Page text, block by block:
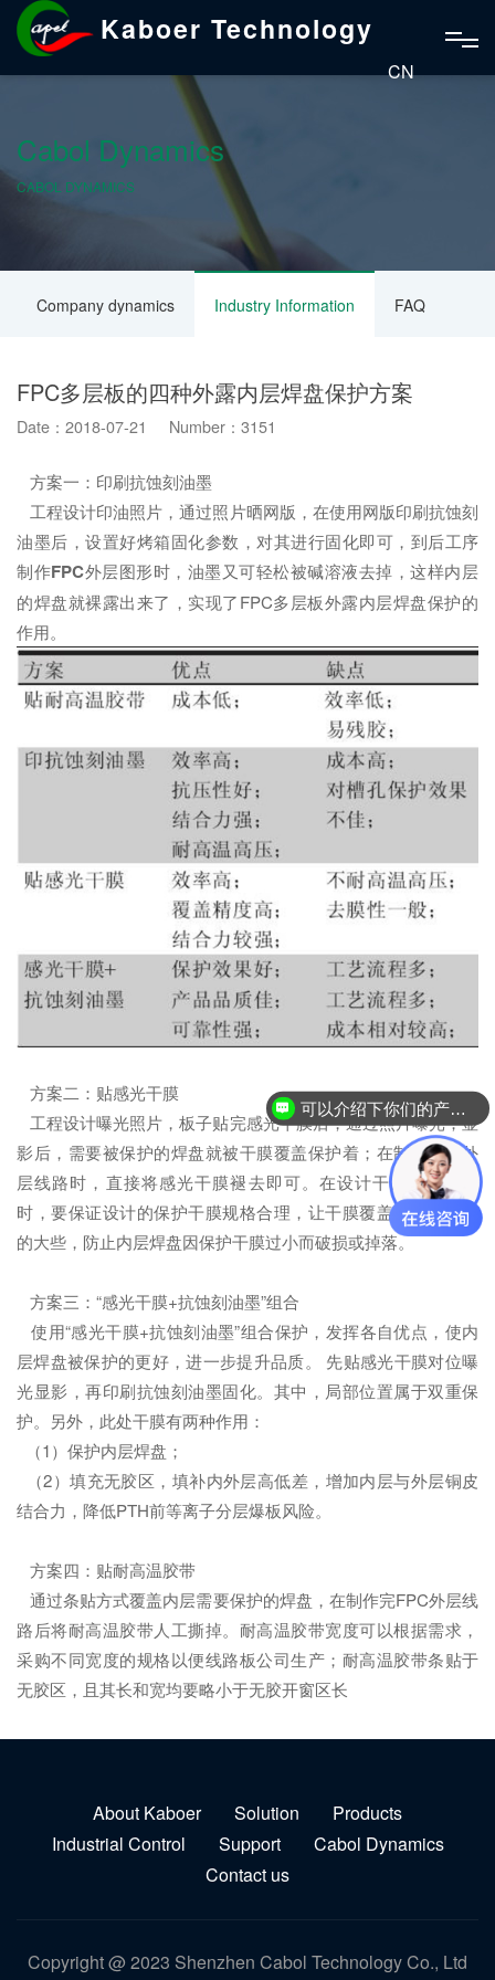
Kaboer Technology
CN
Cabol Dynamics
CABOL DYNAMICS
Company dynamics Industry Information FAQ
FPC多层板的四种外露内层焊盘保护方案
Date：2018-07-21 Number：3151
方案一：印刷抗蚀刻油墨
工程设计印油照片，通过照片晒网版，在使用网版印刷抗蚀刻
油墨后，设置好烤箱固化参数，对其进行固化即可，到后工序
制作FPC外层图形时，油墨又可轻松被碱溶液去掉，这样内层
的焊盘就裸露出来了，实现了FPC多层板外露内层焊盘保护的
作用。
方案二：贴感光干膜
工程设计曝光照片，板子贴完感光干膜后，通过照片曝光；显
影后，需要被保护的焊盘就被干膜覆盖保护着；在制作FPC外
层线路时，直接将感光干膜褪去即可。在设计干膜曝光照片
时，要保证设计的保护干膜规格合理，让干膜覆盖面积尽可能
的大些，防止内层焊盘因保护干膜过小而破损或掉落。
方案三：“感光干膜+抗蚀刻油墨”组合
使用“感光干膜+抗蚀刻油墨”组合保护，发挥各自优点，使内
层焊盘被保护的更好，进一步提升品质。 先贴感光干膜对位曝
光显影，再印刷抗蚀刻油墨固化。其中，局部位置属于双重保
护。另外，此处干膜有两种作用：
（1）保护内层焊盘；
（2）填充无胶区，填补内外层高低差，增加内层与外层铜皮
结合力，降低PTH前等离子分层爆板风险。
方案四：贴耐高温胶带
通过条贴方式覆盖内层需要保护的焊盘，在制作完FPC外层线
路后将耐高温胶带人工撕掉。耐高温胶带宽度可以根据需求，
采购不同宽度的规格以便线路板公司生产；耐高温胶带条贴于
无胶区，且其长和宽均要略小于无胶开窗区长
About Kaboer Solution
Products
Industrial Control
Support
Cabol Dynamics
Contact us
Copyright @ 2023 Shenzhen Cabol Technology Co., Ltd
可以介绍下你们的产品么？